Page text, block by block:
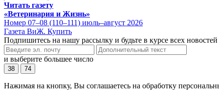
Читать газету
«Ветеринария и Жизнь»
Номер 07–08 (110–111) июль–август 2026
Газета ВиЖ. Купить
Подпишитесь на нашу рассылку и будьте в курсе всех новостей
и выберите большее число
38 74
Нажимая на кнопку, Вы соглашаетесь на обработку